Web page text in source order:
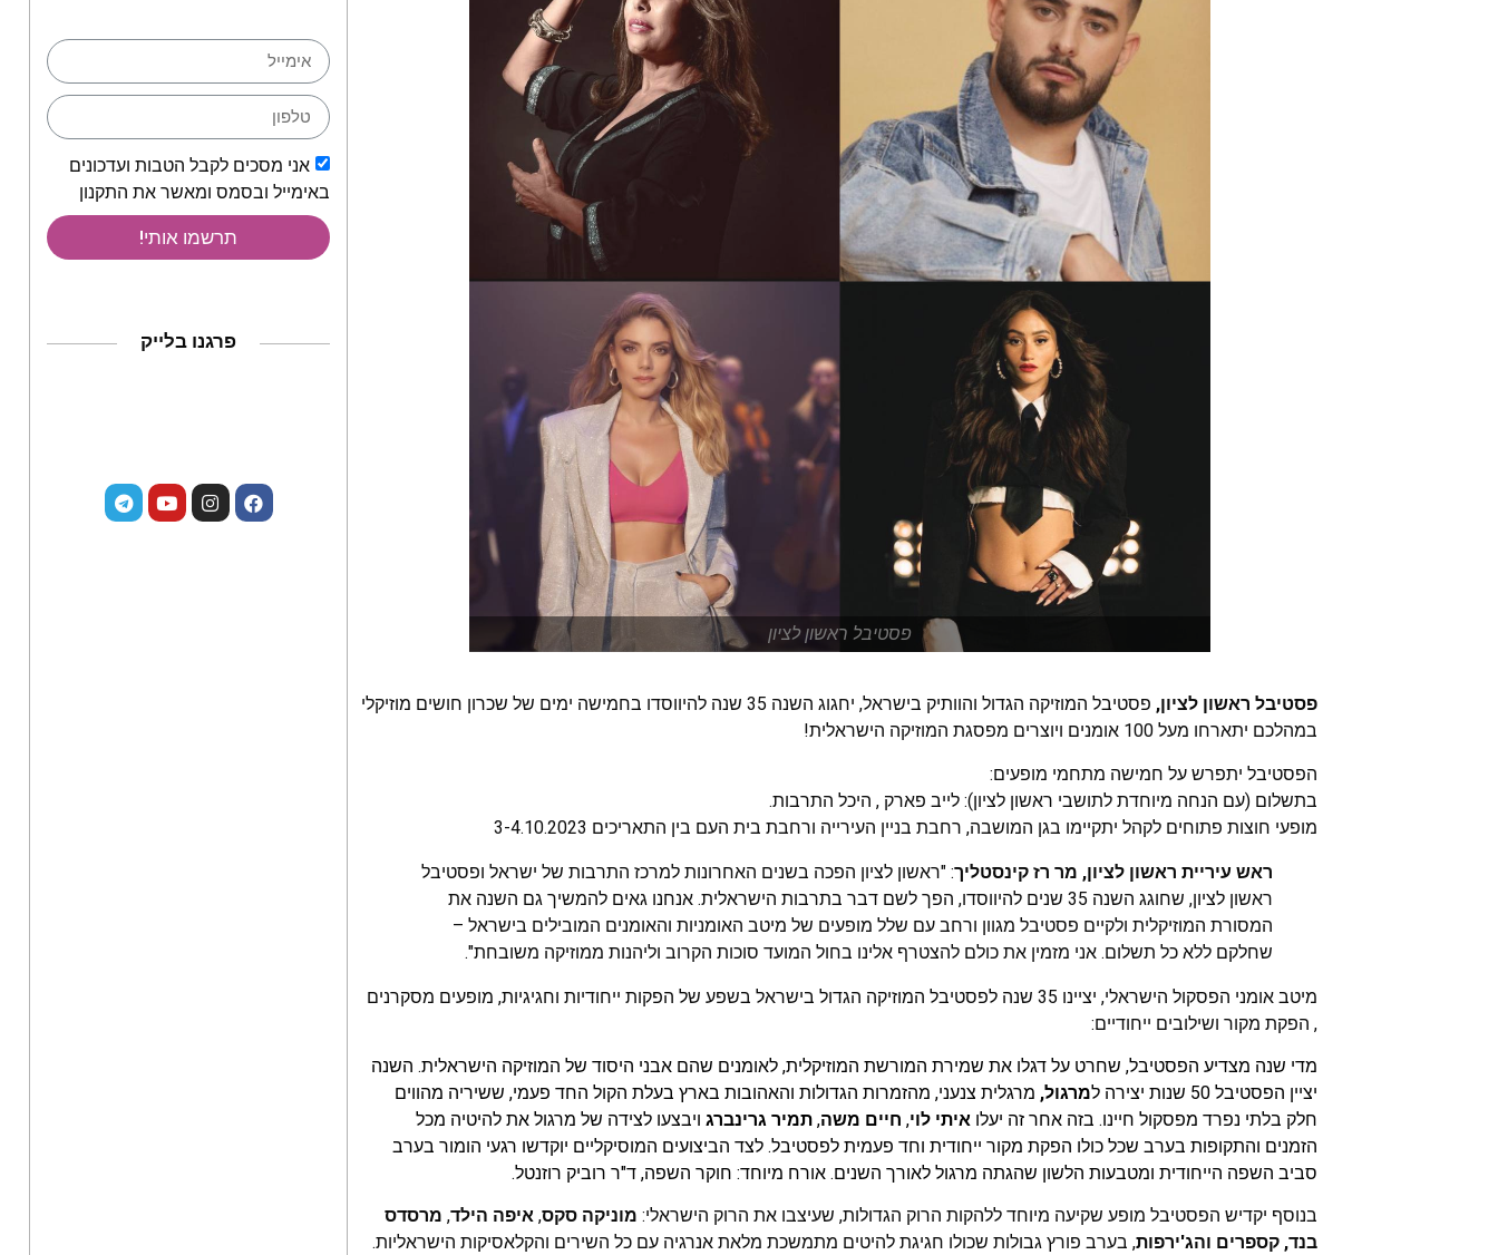
פסטיבל ראשון לציון
פסטיבל ראשון לציון,
פסטיבל המוזיקה הגדול והוותיק בישראל, יחגוג השנה 35 שנה להיווסדו בחמישה ימים של שכרון חושים מוזיקלי
במהלכם יתארחו מעל 100 אומנים ויוצרים מפסגת המוזיקה הישראלית!
הפסטיבל יתפרש על חמישה מתחמי מופעים:
בתשלום (עם הנחה מיוחדת לתושבי ראשון לציון): לייב פארק , היכל התרבות.
מופעי חוצות פתוחים לקהל יתקיימו בגן המושבה, רחבת בניין העירייה ורחבת בית העם בין התאריכים 3-4.10.2023
ראש עיריית ראשון לציון, מר רז קינסטליך: "ראשון לציון הפכה בשנים האחרונות למרכז התרבות של ישראל ופסטיבל
ראשון לציון, שחוגג השנה 35 שנים להיווסדו, הפך לשם דבר בתרבות הישראלית. אנחנו גאים להמשיך גם השנה את
המסורת המוזיקלית ולקיים פסטיבל מגוון ורחב עם שלל מופעים של מיטב האומניות והאומנים המובילים בישראל –
שחלקם ללא כל תשלום. אני מזמין את כולם להצטרף אלינו בחול המועד סוכות הקרוב וליהנות ממוזיקה משובחת".
מיטב אומני הפסקול הישראלי, יציינו 35 שנה לפסטיבל המוזיקה הגדול בישראל בשפע של הפקות ייחודיות וחגיגיות, מופעים מסקרנים
, הפקת מקור ושילובים ייחודיים:
מדי שנה מצדיע הפסטיבל, שחרט על דגלו את שמירת המורשת המוזיקלית, לאומנים שהם אבני היסוד של המוזיקה הישראלית. השנה
יציין הפסטיבל 50 שנות יצירה ל
מרגול, מרגלית צנעני, מהזמרות הגדולות והאהובות בארץ בעלת הקול החד פעמי, ששיריה מהווים
חלק בלתי נפרד מפסקול חיינו. בזה אחר זה יעלו איתי לוי, חיים משה, תמיר גרינברג ויבצעו לצידה של מרגול את להיטיה מכל
הזמנים והתקופות בערב שכל כולו הפקת מקור ייחודית וחד פעמית לפסטיבל. לצד הביצועים המוסיקליים יוקדשו רגעי הומור בערב
סביב השפה הייחודית ומטבעות הלשון שהגתה מרגול לאורך השנים. אורח מיוחד: חוקר השפה, ד"ר רוביק רוזנטל.
בנוסף יקדיש הפסטיבל מופע שקיעה מיוחד ללהקות הרוק הגדולות, שעיצבו את הרוק הישראלי: מוניקה סקס, איפה הילד, מרסדס
בנד, קספרים והג'ירפות, בערב פורץ גבולות שכולו חגיגת להיטים מתמשכת מלאת אנרגיה עם כל השירים והקלאסיקות הישראליות.
אני מסכים לקבל הטבות ועדכונים
באימייל ובסמס ומאשר את התקנון
תרשמו אותי!
פרגנו בלייק